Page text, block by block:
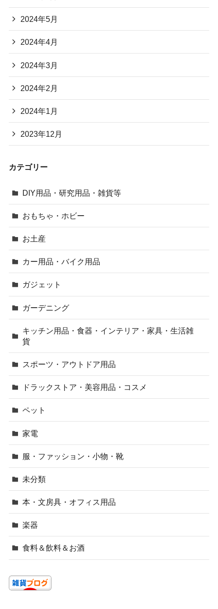
2024年5月
2024年4月
2024年3月
2024年2月
2024年1月
2023年12月
カテゴリー
DIY用品・研究用品・雑貨等
おもちゃ・ホビー
お土産
カー用品・バイク用品
ガジェット
ガーデニング
キッチン用品・食器・インテリア・家具・生活雑
貨
スポーツ・アウトドア用品
ドラックストア・美容用品・コスメ
ペット
家電
服・ファッション・小物・靴
未分類
本・文房具・オフィス用品
楽器
食料＆飲料＆お酒